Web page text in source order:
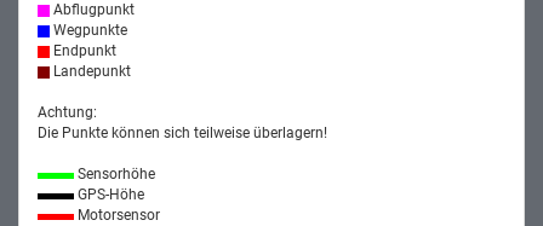
Abflugpunkt
Wegpunkte
Endpunkt
Landepunkt
Achtung:
Die Punkte können sich teilweise überlagern!
Sensorhöhe
GPS-Höhe
Motorsensor